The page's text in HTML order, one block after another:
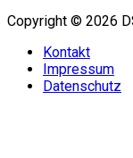
Copyright © 2026
Kontakt
Impressum
Datenschutz